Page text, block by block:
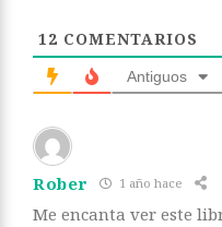
12 COMENTARIOS
Antiguos
Rober 1 año hace
Me encanta ver este